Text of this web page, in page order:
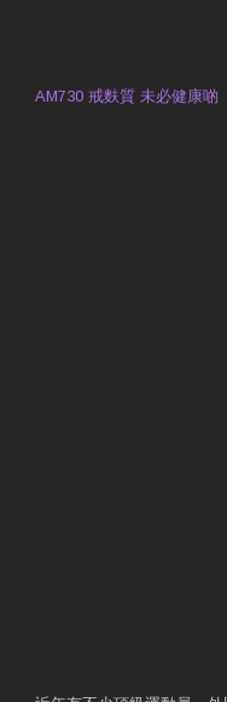
AM730 戒麩質 未必健康啲